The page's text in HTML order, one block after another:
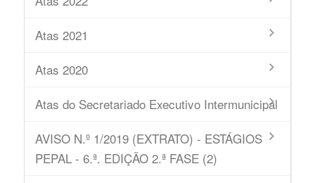
Atas 2021
Atas 2020
Atas do Secretariado Executivo Intermunicipal
AVISO N.º 1/2019 (EXTRATO) - ESTÁGIOS
PEPAL - 6.ª. EDIÇÃO 2.ª FASE (2)